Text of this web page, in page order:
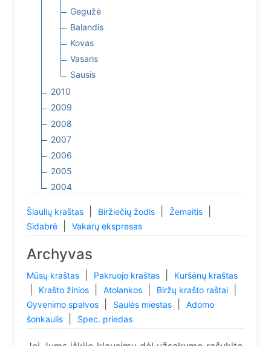
Gegužė
Balandis
Kovas
Vasaris
Sausis
2010
2009
2008
2007
2006
2005
2004
Šiaulių kraštas Biržiečių žodis Žemaitis
Sidabrė Vakarų ekspresas
Archyvas
Mūsų kraštas Pakruojo kraštas Kuršėnų kraštas
Krašto žinios Atolankos Biržų krašto raštai
Gyvenimo spalvos Saulės miestas
Adomo
šonkaulis
Spec. priedas